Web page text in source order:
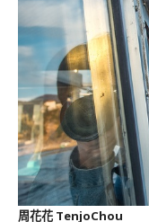
周花花 TenjoChou